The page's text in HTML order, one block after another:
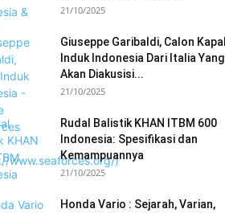
21/10/2025
Giuseppe Garibaldi, Calon Kapal
Induk Indonesia Dari Italia Yang
Akan Diakusisi...
21/10/2025
Rudal Balistik KHAN ITBM 600
Indonesia: Spesifikasi dan
Kemampuannya
21/10/2025
Honda Vario : Sejarah, Varian,